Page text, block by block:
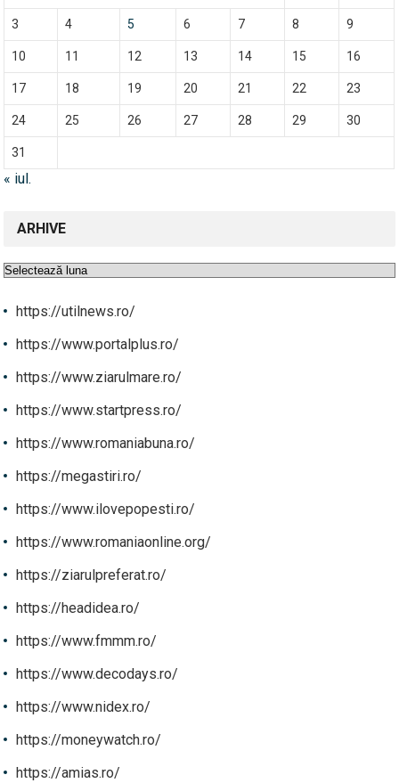
3 4 5 6 7 8 9
10 11 12 13 14 15 16
17 18 19 20 21 22 23
24 25 26 27 28 29 30
31
« iul.
ARHIVE
Arhive
https://utilnews.ro/
https://www.portalplus.ro/
https://www.ziarulmare.ro/
https://www.startpress.ro/
https://www.romaniabuna.ro/
https://megastiri.ro/
https://www.ilovepopesti.ro/
https://www.romaniaonline.org/
https://ziarulpreferat.ro/
https://headidea.ro/
https://www.fmmm.ro/
https://www.decodays.ro/
https://www.nidex.ro/
https://moneywatch.ro/
https://amias.ro/